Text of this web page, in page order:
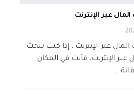
المال عبر الإنترنت ، إذا كنت تبحث
الإنترنت، فأنت في المكان